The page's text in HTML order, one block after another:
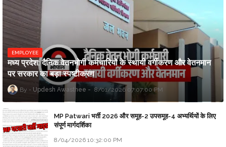
EMPLOYEE
मध्य प्रदेश: दैनिक वेतनभोगी कर्मचारियों के स्थायी वर्गीकरण और वेतनमान
पर सरकार का बड़ा स्पष्टीकरण
Updesh Awasthee 8/01/2026 07:07:00 PM
MP Patwari भर्ती 2026 और समूह-2 उपसमूह-4 अभ्यर्थियों के लिए
संपूर्ण मार्गदर्शिका
8/04/2026 10:32:00 PM